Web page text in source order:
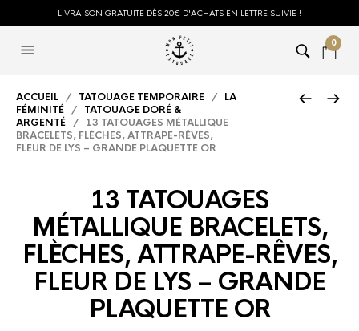
LIVRAISON GRATUITE DÈS 20€ D'ACHATS EN LETTRE SUIVIE !
0
ACCUEIL / TATOUAGE TEMPORAIRE / LA
FÉMINITÉ / TATOUAGE DORÉ &
ARGENTÉ / 13 TATOUAGES MÉTALLIQUE
BRACELETS, FLÈCHES, ATTRAPE-RÊVES,
FLEUR DE LYS – GRANDE PLAQUETTE OR
13 TATOUAGES
MÉTALLIQUE BRACELETS,
FLÈCHES, ATTRAPE-RÊVES,
FLEUR DE LYS – GRANDE
PLAQUETTE OR